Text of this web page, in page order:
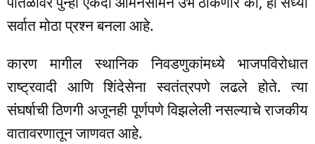
सर्वात मोठा प्रश्न बनला आहे.
कारण मागील स्थानिक निवडणुकांमध्ये भाजपविरोधात
राष्ट्रवादी आणि शिंदेसेना स्वतंत्रपणे लढले होते. त्या
संघर्षाची ठिणगी अजूनही पूर्णपणे विझलेली नसल्याचे राजकीय
वातावरणातून जाणवत आहे.